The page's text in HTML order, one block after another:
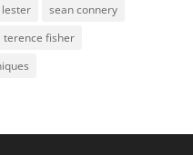
sean connery
terence fisher